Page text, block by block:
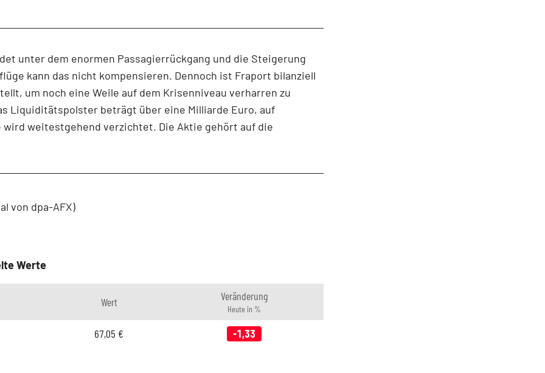
unter dem enormen Passagierrückgang und die Steigerung
kann das nicht kompensieren. Dennoch ist Fraport bilanziell
um noch eine Weile auf dem Krisenniveau verharren zu
Liquiditätspolster beträgt über eine Milliarde Euro, auf
wird weitestgehend verzichtet. Die Aktie gehört auf die
von dpa-AFX)
Werte
Wert Veränderung
Heute in %
67,05 € -1,33